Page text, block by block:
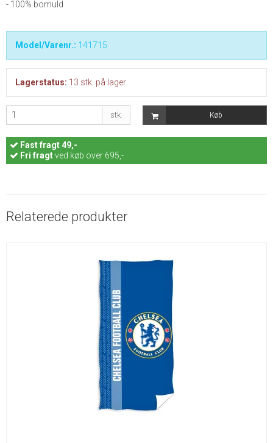
- 100% bomuld
Model/Varenr.: 141715
Lagerstatus: 13 stk. på lager
stk. Køb
Fastfragt 49,-
Fri fragtved køb over 695,-
Relaterede produkter